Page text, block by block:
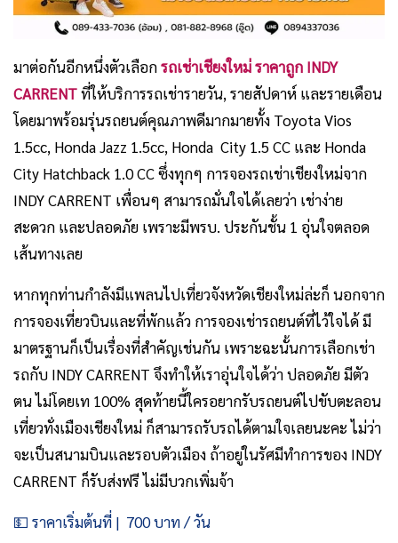
มาต่อกันอีกหนึ่งตัวเลือกรถเช่าเชียงใหม่ ราคาถูก INDY
CARRENTที่ให้บริการรถเช่ารายวัน, รายสัปดาห์ และรายเดือน
โดยมาพร้อมรุ่นรถยนต์คุณภาพดีมากมายทั้ง Toyota Vios
1.5cc, Honda Jazz 1.5cc, Honda City 1.5 CC และ Honda
City Hatchback 1.0 CC ซึ่งทุกๆ การจองรถเช่าเชียงใหม่จาก
INDY CARRENT เพื่อนๆ สามารถมั่นใจได้เลยว่า เช่าง่าย
สะดวก และปลอดภัย เพราะมีพรบ. ประกันชั้น 1 อุ่นใจตลอด
เส้นทางเลย
หากทุกท่านกำลังมีแพลนไปเที่ยวจังหวัดเชียงใหม่ล่ะก็ นอกจาก
การจองเที่ยวบินและที่พักแล้ว การจองเช่ารถยนต์ที่ไว้ใจได้ มี
มาตรฐานก็เป็นเรื่องที่สำคัญเช่นกัน เพราะฉะนั้นการเลือกเช่า
รถกับ INDY CARRENT จึงทำให้เราอุ่นใจได้ว่า ปลอดภัย มีตัว
ตน ไม่โดยเท 100% สุดท้ายนี้ใครอยากรับรถยนต์ไปขับตะลอน
เที่ยวทั่งเมืองเชียงใหม่ ก็สามารถรับรถได้ตามใจเลยนะคะ ไม่ว่า
จะเป็นสนามบินและรอบตัวเมือง ถ้าอยู่ในรัศมีทำการของ INDY
CARRENT ก็รับส่งฟรี ไม่มีบวกเพิ่มจ้า
💵 ราคาเริ่มต้นที่ | 700 บาท / วัน